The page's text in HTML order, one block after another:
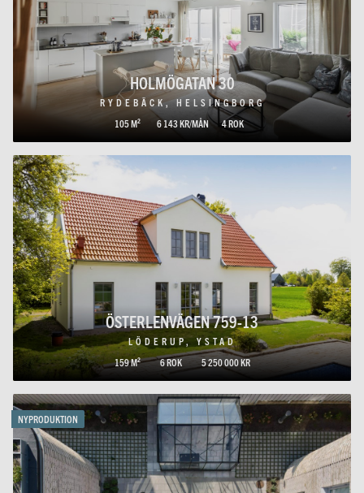
HOLMÖGATAN 30
RYDEBÄCK, HELSINGBORG
105 M²
6 143 KR/MÅN 4 ROK
ÖSTERLENVÄGEN 759-13
LÖDERUP, YSTAD
159 M²
6 ROK 5 250 000 KR
NYPRODUKTION